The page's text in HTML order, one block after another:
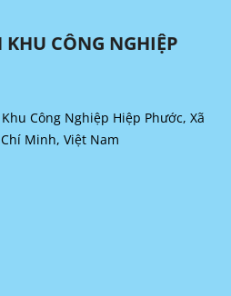
CÔNG NGHIỆP
Công Nghiệp Hiệp Phước, Xã
Minh, Việt Nam